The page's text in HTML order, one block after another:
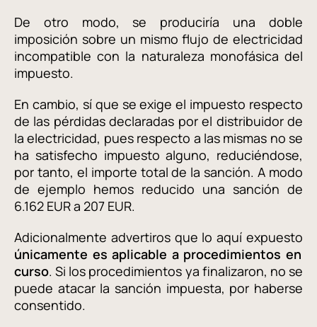
De otro modo, se produciría una doble
imposición sobre un mismo flujo de electricidad
incompatible con la naturaleza monofásica del
impuesto.
En cambio, sí que se exige el impuesto respecto
de las pérdidas declaradas por el distribuidor de
la electricidad, pues respecto a las mismas no se
ha satisfecho impuesto alguno, reduciéndose,
por tanto, el importe total de la sanción. A modo
de ejemplo hemos reducido una sanción de
6.162 EUR a 207 EUR.
Adicionalmente advertiros que lo aquí expuesto
únicamente es aplicable a procedimientos en
curso. Si los procedimientos ya finalizaron, no se
puede atacar la sanción impuesta, por haberse
consentido.